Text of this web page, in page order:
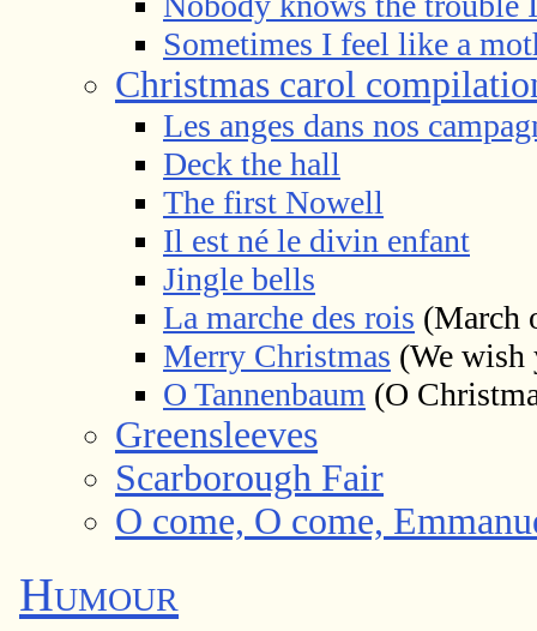
Sometimes I feel like a
Christmas carol
Les anges dans nos
Deck the hall
The first Nowell
Il est né le divin enfant
Jingle bells
La marche des rois (March
Merry Christmas (We wish
O Tannenbaum (O
Greensleeves
Scarborough Fair
O come, O come,
Humour